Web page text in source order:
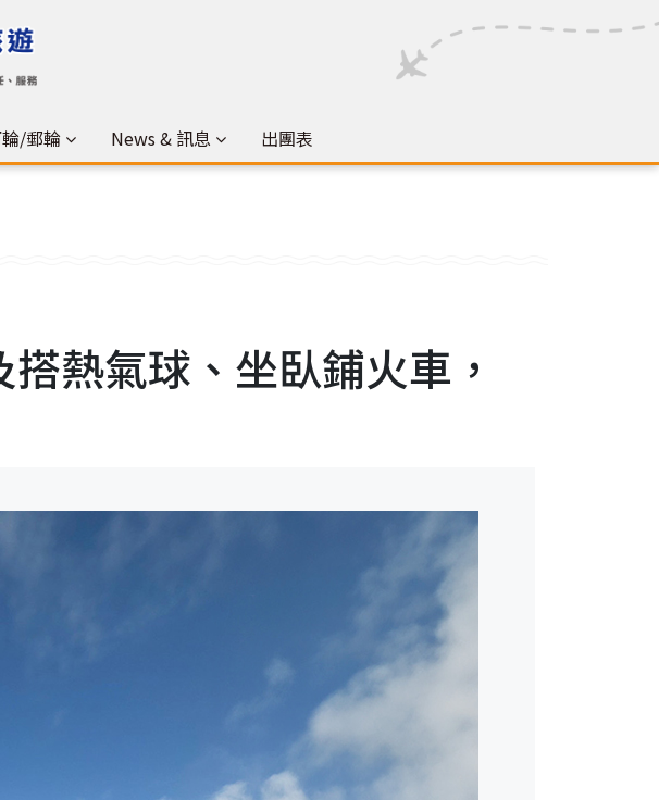
/郵輪 News & 訊息 出團表
熱氣球、坐臥鋪火車，